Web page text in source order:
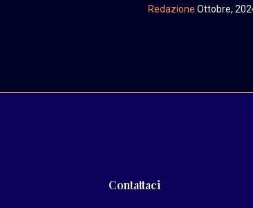
Redazione Ottobre,
Contattaci